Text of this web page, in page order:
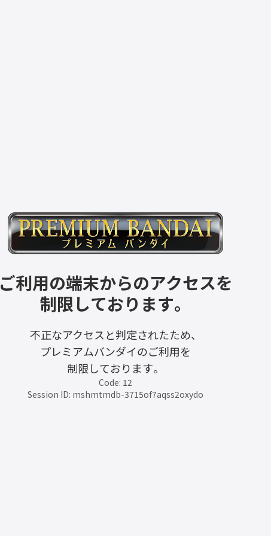
ご利用の端末からのアクセスを
制限しております。
不正なアクセスと判定されたため、
プレミアムバンダイのご利用を
制限しております。
Code: 12
Session ID: mshmtmdb-3715of7aqss2oxydo